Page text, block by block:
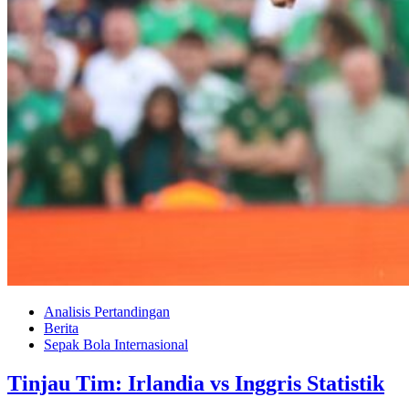
Analisis Pertandingan
Berita
Sepak Bola Internasional
Tinjau Tim: Irlandia vs Inggris Statistik